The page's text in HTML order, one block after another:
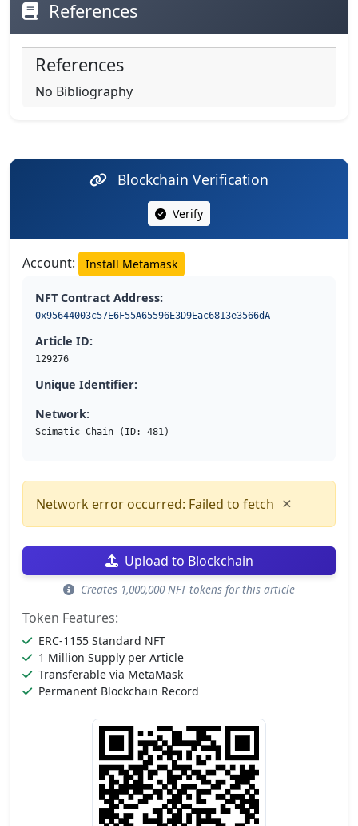
References
References
No Bibliography
Blockchain Verification
Verify
Account: Install Metamask
NFT Contract Address:
0x95644003c57E6F55A65596E3D9Eac6813e3566dA
Article ID:
129276
Unique Identifier:
Network:
Scimatic Chain (ID: 481)
Network error occurred: Failed to fetch ×
Upload to Blockchain
Creates 1,000,000 NFT tokens for this article
Token Features:
ERC-1155 Standard NFT
1 Million Supply per Article
Transferable via MetaMask
Permanent Blockchain Record